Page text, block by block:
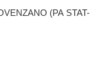
(PA STAT-